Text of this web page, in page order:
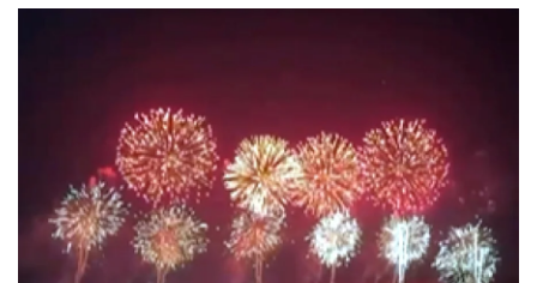
Reklam ve İşbirliği
Bodrum Trafik Yoğunluk Haritası
Turizm